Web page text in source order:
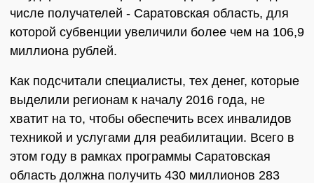
числе получателей - Саратовская область, для
которой субвенции увеличили более чем на 106,9
миллиона рублей.
Как подсчитали специалисты, тех денег, которые
выделили регионам к началу 2016 года, не
хватит на то, чтобы обеспечить всех инвалидов
техникой и услугами для реабилитации. Всего в
этом году в рамках программы Саратовская
область должна получить 430 миллионов 283